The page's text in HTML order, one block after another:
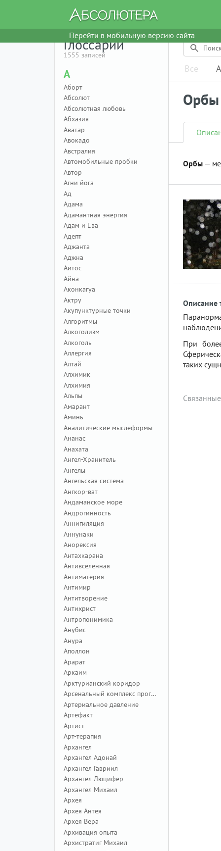
Перейти в мобильную версию сайта
Глоссарий
1555 записей
А
Аборт
Абсолют
Абсолютная любовь
Абхазия
Аватар
Авокадо
Австралия
Автомобильные пробки
Автор
Агни йога
Ад
Адама
Адамантная энергия
Адам и Ева
Адепт
Аджанта
Аджна
Аитос
Айна
Аконкагуа
Актру
Акупунктурные точки
Алгоритмы
Алкоголизм
Алкоголь
Аллергия
Алтай
Алхимик
Алхимия
Альпы
Амарант
Аминь
Аналитические мыслеформы
Ананас
Анахата
Ангел-Хранитель
Ангелы
Ангельская система
Ангкор-ват
Андаманское море
Андрогинность
Аннигиляция
Аннунаки
Анорексия
Антахкарана
Антивселенная
Антиматерия
Антимир
Антитворение
Антихрист
Антропонимика
Анубис
Анура
Аполлон
Арарат
Аркаим
Арктурианский коридор
Арсенальный комплекс программ
Артериальное давление
Артефакт
Артист
Арт-терапия
Архангел
Архангел Адонай
Архангел Гавриил
Архангел Люцифер
Архангел Михаил
Архея
Архея Антея
Архея Вера
Архивация опыта
Архистратиг Михаил
Все А
Орбы
Орбы —
Описание
При
таких